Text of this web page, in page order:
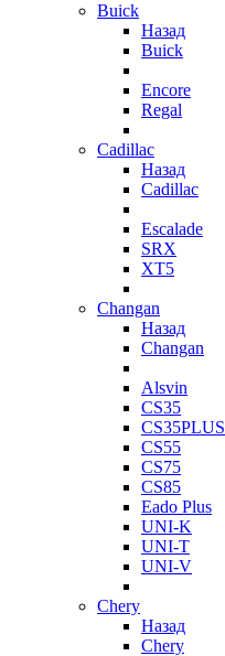
Buick
Назад
Buick
Encore
Regal
Cadillac
Назад
Cadillac
Escalade
SRX
XT5
Changan
Назад
Changan
Alsvin
CS35
CS35PLUS
CS55
CS75
CS85
Eado Plus
UNI-K
UNI-T
UNI-V
Chery
Назад
Chery